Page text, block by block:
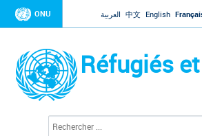
Jump to navigation
ONU العربية 中文 English
Réfugiés